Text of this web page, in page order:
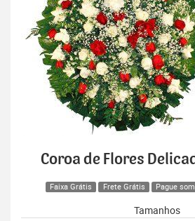
Coroa de Flores
Faixa Grátis Frete Grátis Pague
Tamanhos